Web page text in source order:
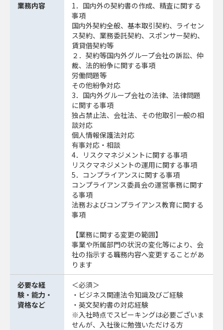
業務内容
1．国内外の契約書の作成、精査に関する
事項
国内外契約全般、基本取引契約、ライセン
ス契約、業務委託契約、スポンサー契約、
賃貸借契約等
２．契約等国内外グループ会社の訴訟、仲
裁、法的紛争に関する事項
労働問題等
その他紛争対応
3．国内外グループ会社の法律、法律問題
に関する事項
独占禁止法、会社法、その他取引一般の相
談対応
個人情報保護法対応
有事対応・相談
4．リスクマネジメントに関する事項
リスクマネジメントの運用に関する事項
5．コンプライアンスに関する事項
コンプライアンス委員会の運営事務に関す
る事項
法務およびコンプライアンス教育に関する
事項
【業務に関する変更の範囲】
事業や所属部門の状況の変化等により、会
社の指示する職務内容へ変更することがあ
ります
必要な経
験・能力・
資格など
＜必須＞
・ビジネス関連法令知識及びご経験
・英文契約書の対応経験
※入社時点でスピーキングは必要ございま
せんが、入社後に勉強いただける方